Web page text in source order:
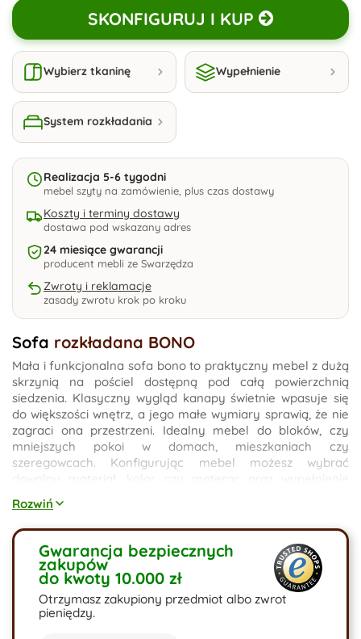
SKONFIGURUJ I KUP
Wybierz tkaninę Wypełnienie
System rozkładania
Realizacja 5-6 tygodni
mebel szyty na zamówienie, plus czas dostawy
Koszty i terminy dostawy
dostawa pod wskazany adres
24 miesiące gwarancji
producent mebli ze Swarzędza
Zwroty i reklamacje
zasady zwrotu krok po kroku
Sofa rozkładana BONO
Mała i funkcjonalna sofa bono to praktyczny mebel z dużą
skrzynią na pościel dostępną pod całą powierzchnią
siedzenia. Klasyczny wygląd kanapy świetnie wpasuje się
do większości wnętrz, a jego małe wymiary sprawią, że nie
zagraci ona przestrzeni. Idealny mebel do bloków, czy
mniejszych pokoi w domach, mieszkaniach czy
szeregowcach. Konfigurując mebel możesz wybrać
dowolny materiał, kolor czy materac oraz wypełnienie
poduszek. Pozwól nam wyprodukować Twój wymarzony
mebel.
Rozwiń
Gwarancja bezpiecznych
zakupów
do kwoty 10.000 zł
Otrzymasz zakupiony przedmiot albo zwrot
pieniędzy.